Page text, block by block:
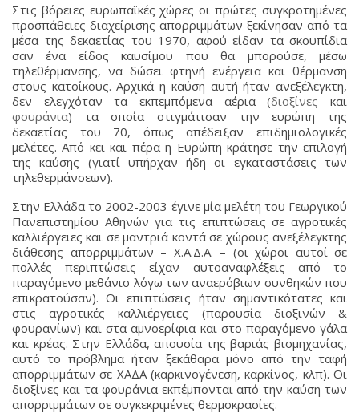
Στις βόρειες ευρωπαϊκές χώρες οι πρώτες συγκροτημένες
προσπάθειες διαχείρισης απορριμμάτων ξεκίνησαν από τα
μέσα της δεκαετίας του 1970, αφού είδαν τα σκουπίδια
σαν ένα είδος καυσίμου που θα μπορούσε, μέσω
τηλεθέρμανσης, να δώσει φτηνή ενέργεια και θέρμανση
στους κατοίκους. Αρχικά η καύση αυτή ήταν ανεξέλεγκτη,
δεν ελεγχόταν τα εκπεμπόμενα αέρια (διοξίνες και
φουράνια) τα οποία στιγμάτισαν την ευρώπη της
δεκαετίας του 70, όπως απέδειξαν επιδημιολογικές
μελέτες. Από κει και πέρα η Ευρώπη κράτησε την επιλογή
της καύσης (γιατί υπήρχαν ήδη οι εγκαταστάσεις των
τηλεθερμάνσεων).
Στην Ελλάδα το 2002-2003 έγινε μία μελέτη του Γεωργικού
Πανεπιστημίου Αθηνών για τις επιπτώσεις σε αγροτικές
καλλιέργειες και σε μαντριά κοντά σε χώρους ανεξέλεγκτης
διάθεσης απορριμμάτων – Χ.Α.Δ.Α. – (οι χώροι αυτοί σε
πολλές περιπτώσεις είχαν αυτοαναφλέξεις από το
παραγόμενο μεθάνιο λόγω των αναερόβιων συνθηκών που
επικρατούσαν). Οι επιπτώσεις ήταν σημαντικότατες και
στις αγροτικές καλλιέργειες (παρουσία διοξινών &
φουρανίων) και στα αμνοερίφια και στο παραγόμενο γάλα
και κρέας. Στην Ελλάδα, απουσία της βαριάς βιομηχανίας,
αυτό το πρόβλημα ήταν ξεκάθαρα μόνο από την ταφή
απορριμμάτων σε ΧΑΔΑ (καρκινογένεση, καρκίνος, κλπ). Οι
διοξίνες και τα φουράνια εκπέμπονται από την καύση των
απορριμμάτων σε συγκεκριμένες θερμοκρασίες.